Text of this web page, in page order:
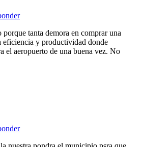
porque tanta demora en comprar una
eficiencia y productividad donde
el aeropuerto de una buena vez. No